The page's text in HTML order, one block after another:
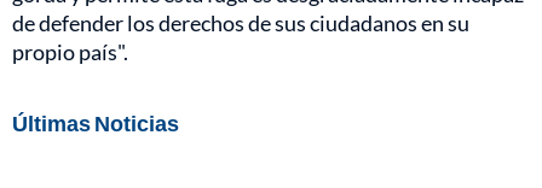
de defender los derechos de sus ciudadanos en su
propio país".
Últimas Noticias